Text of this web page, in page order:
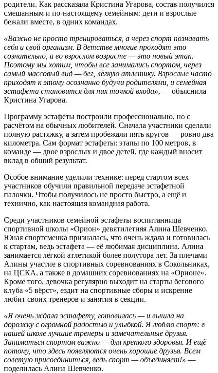
родители. Как рассказала Кристина Угарова, состав получился
смешанным и по-настоящему семейным: дети и взрослые
бежали вместе, в одних командах.
«Важно не просто тренироваться, а через спорт познавать
себя и свой организм. В детстве многие проходят это
сознательно, а во взрослом возрасте — это новый этап.
Поэтому мы хотим, чтобы все занимались спортом, через
самый массовый вид — бег, лёгкую атлетику. Взрослые часто
приходят к этому осознанно будучи родителями, и семейная
эстафета становится для них точкой входа», — объяснила
Кристина Угарова.
Программу эстафеты построили профессионально, но с
расчётом на обычных любителей. Сначала участники сделали
полную растяжку, а затем пробежали пять кругов — ровно два
километра. Сам формат эстафеты: этапы по 100 метров, в
команде — двое взрослых и двое детей, где каждый вносит
вклад в общий результат.
Особое внимание уделили технике: перед стартом всех
участников обучили правильной передаче эстафетной
палочки. Чтобы получилось не просто быстро, а ещё и
технично, как настоящая командная работа.
Среди участников семейной эстафеты воспитанница
спортивной школы «Орион» девятилетняя Алина Шевченко.
Юная спортсменка призналась, что очень ждала и готовилась
к стартам, ведь эстафета — её любимая дисциплина. Алина
занимается лёгкой атлетикой более полутора лет. За плечами
Алины участие в спортивных соревнованиях в Сокольниках,
на ЦСКА, а также в домашних соревнованиях на «Орионе».
Кроме того, девочка регулярно выходит на старты бегового
клуба «5 вёрст», ездит на спортивные сборы и искренне
любит своих тренеров и занятия в секции.
«Я очень ждала эстафету, готовилась — и вышла на
дорожку с огромной радостью и улыбкой. Я люблю спорт: в
нашей школе лучшие тренеры и замечательные друзья.
Заниматься спортом важно — для крепкого здоровья. И ещё
потому, что здесь появляются очень хорошие друзья. Всем
советую присоединиться, ведь спорт — объединяет!» —
поделилась Алина Шевченко.